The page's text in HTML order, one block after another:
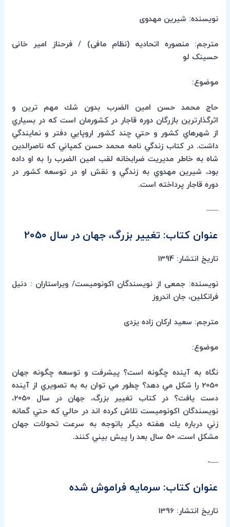
نویسنده: شیرین مهدوی
مترجم: منصوره اتحادیه (نظام مافی) / فرحناز امیر خانی
حسینک لو
موضوع:
حاج محمد حسن امين الضرب بدون شك مهم ترين و
اثرگذارترين بازرگان دوره قاجار در كشورمان است كه در بسياري
از شهرهاي كشور و حتي چند كشور اروپايي دفتر و نمايندگي
داشت. در كتاب زندگي نامه محمد حسن كمپاني كه ناصرالدين
شاه به خاطر مديريت ضرابخانه لقب امين الضرب را به او داده
بود، شيرين مهدوي به زندگي و نقش او در توسعه كشور در
دوره قاجار پرداخته است.
—–
عنوان کتاب: تغییر بزرگ، جهان در سال 2050
تاریخ انتشار: 1394
نویسنده: جمعی از نویسندگان اکونومیست/ ویراستاران : دنیل
فرانکلین، جان اندروز
مترجم: سعید ارکان زاده یزدی
موضوع:
نگاه به آينده چگونه است؟ پيشرفت و توسعه چگونه جهان
2050 را شكل مي دهد؟ چطور مي توان به به تصويري از آينده
دست يافت؟ در كتاب تغيير بزرگ، جهان در سال 2050،
نويسندگان اكونوميست تلاش كرده اند در حالي كه حتي گمانه
زني درباره يك هفته ديگر باتوجه به سرعت تحولات جهان
مشكل است، 50 سال بعد را پيش بيني كنند.
—-
عنوان کتاب: سرمایه فراموش شده
تاریخ انتشار: 1396